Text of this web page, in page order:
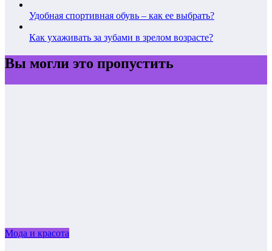
Удобная спортивная обувь – как ее выбрать?
Как ухаживать за зубами в зрелом возрасте?
Вы могли это пропустить
Мода и красота